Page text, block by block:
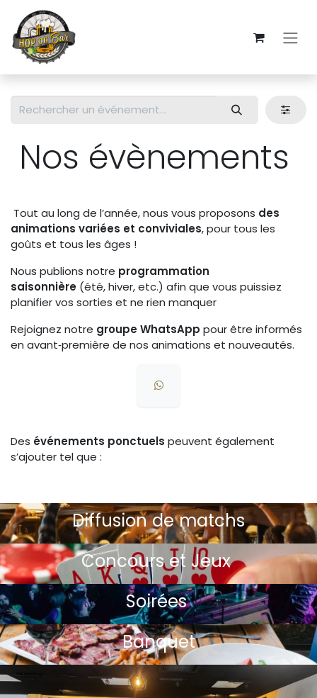
Se rendre au contenu
Nos évènements
Tout au long de l’année, nous vous proposons des
animations variées et conviviales, pour tous les
goûts et tous les âges !
Nous publions notre programmation
saisonnière (été, hiver, etc.) afin que vous puissiez
planifier vos sorties et ne rien manquer
Rejoignez notre groupe WhatsApp pour être informés
en avant‑première de nos animations et nouveautés.
Des événements ponctuels peuvent également
s’ajouter tel que :
Diffusion de matchs
Concours et Jeux
Soirées
Banquet